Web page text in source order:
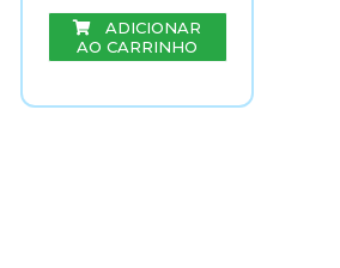
ADICIONAR
AO CARRINHO